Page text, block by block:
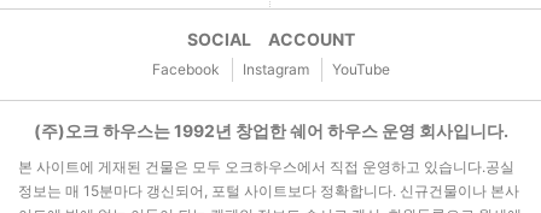
SOCIAL ACCOUNT
Facebook Instagram YouTube
(주)오크 하우스는 1992년 창업한 쉐어 하우스 운영 회사입니다.
본 사이트에 게재된 건물은 모두 오크하우스에서 직접 운영하고 있습니다.공실
정보는 매 15분마다 갱신되어, 포털 사이트보다 정확합니다. 신규건물이나 본사